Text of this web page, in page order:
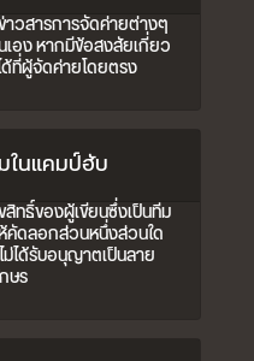
าวสารการจัดค่ายต่างๆ
อง หากมีข้อสงสัยเกี่ยว
ที่ผู้จัดค่ายโดยตรง
นแคมป์ฮับ
ทธิ์ของผู้เขียนซึ่งเป็นทีม
คัดลอกส่วนหนึ่งส่วนใด
ได้รับอนุญาตเป็นลาย
ษร